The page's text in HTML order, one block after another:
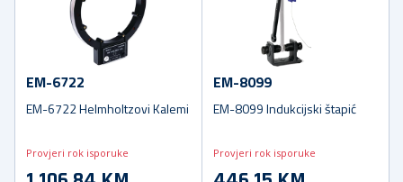
EM-6722
EM-6722 Helmholtzovi Kalemi
Provjeri rok isporuke
EM-8099
EM-8099 Indukcijski štapić
Provjeri rok isporuke